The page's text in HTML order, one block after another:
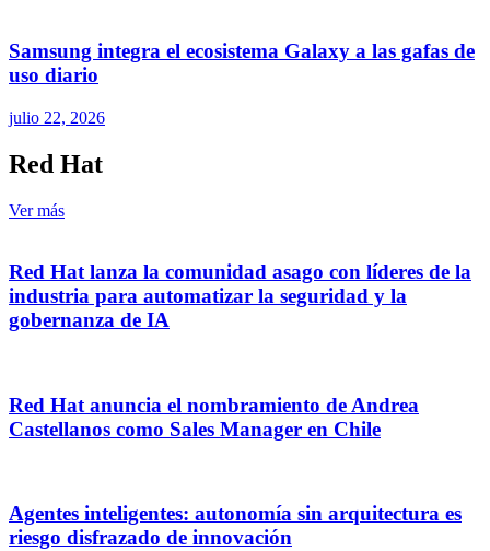
Samsung integra el ecosistema Galaxy a las gafas de
uso diario
julio 22, 2026
Red Hat
Ver más
Red Hat lanza la comunidad asago con líderes de la
industria para automatizar la seguridad y la
gobernanza de IA
Red Hat anuncia el nombramiento de Andrea
Castellanos como Sales Manager en Chile
Agentes inteligentes: autonomía sin arquitectura es
riesgo disfrazado de innovación